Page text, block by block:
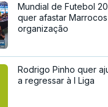
Mundial de Futebol
quer afastar
organização
Rodrigo Pinho quer
a regressar à I Liga